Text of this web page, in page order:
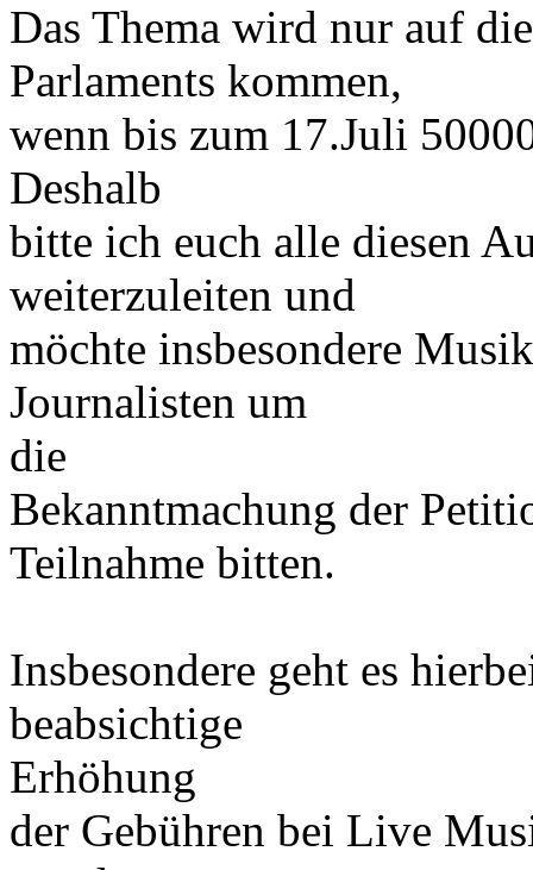
Das Thema wird nur auf
Parlaments kommen,
wenn bis zum 17.Juli
Deshalb
bitte ich euch alle diesen
weiterzuleiten und
möchte insbesondere
Journalisten um
die
Bekanntmachung der
Teilnahme bitten.
Insbesondere geht es
beabsichtige
Erhöhung
der Gebühren bei Live